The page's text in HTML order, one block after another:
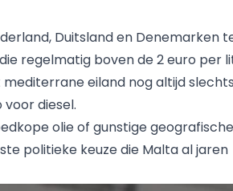
Duitsland en Denemarken
regelmatig boven de 2 euro per
eiland nog altijd slechts
voor diesel.
olie of gunstige geografische
politieke keuze die Malta al jaren